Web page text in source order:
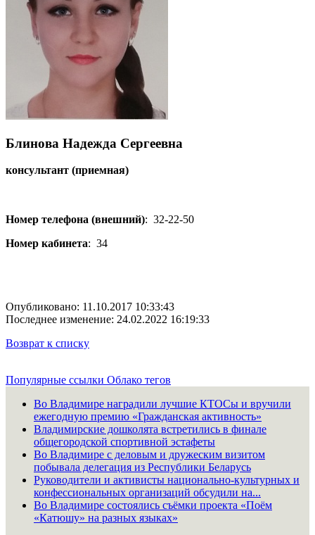
Блинова Надежда Сергеевна
консультант (приемная)
Номер телефона (внешний): 32-22-50
Номер кабинета: 34
Опубликовано: 11.10.2017 10:33:43
Последнее изменение: 24.02.2022 16:19:33
Возврат к списку
Популярные ссылки Облако тегов
Во Владимире наградили лучшие КТОСы и вручили
ежегодную премию «Гражданская активность»
Владимирские дошколята встретились в финале
общегородской спортивной эстафеты
Во Владимире с деловым и дружеским визитом
побывала делегация из Республики Беларусь
Руководители и активисты национально-культурных и
конфессиональных организаций обсудили на...
Во Владимире состоялись съёмки проекта «Поём
«Катюшу» на разных языках»